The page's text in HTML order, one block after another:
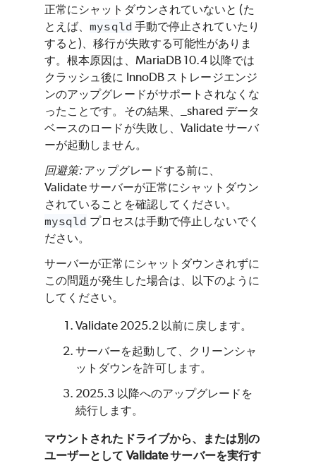
正常にシャットダウンされていないと (た
とえば、 mysqld 手動で停止されていたり
すると)、移行が失敗する可能性がありま
す。根本原因は、MariaDB 10.4 以降では
クラッシュ後に InnoDB ストレージエンジ
ンのアップグレードがサポートされなくな
ったことです。その結果、_shared データ
ベースのロードが失敗し、Validate サーバ
ーが起動しません。
回避策:アップグレードする前に、
Validate サーバーが正常にシャットダウン
されていることを確認してください。
mysqld プロセスは手動で停止しないでく
ださい。
サーバーが正常にシャットダウンされずに
この問題が発生した場合は、以下のように
してください。
Validate 2025.2 以前に戻します。
サーバーを起動して、クリーンシャ
ットダウンを許可します。
2025.3 以降へのアップグレードを
続行します。
マウントされたドライブから、または別の
ユーザーとして Validate サーバーを実行す